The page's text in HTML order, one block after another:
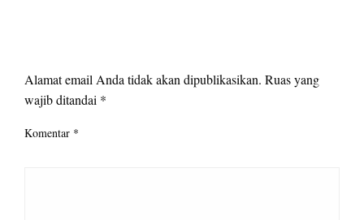
Alamat email Anda tidak akan dipublikasikan. Ruas yang
wajib ditandai *
Komentar *